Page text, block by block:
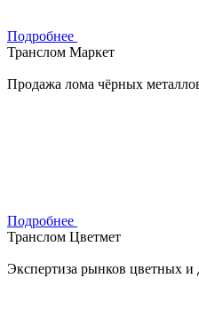
Подробнее
Транслом Маркет
Продажа лома чёрных
Подробнее
Транслом Цветмет
Экспертиза рынков цветных и